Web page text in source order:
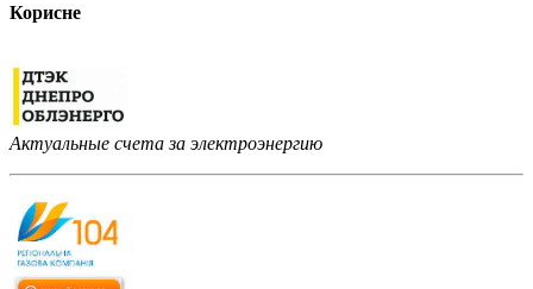
Корисне
Актуальные счета за электроэнергию